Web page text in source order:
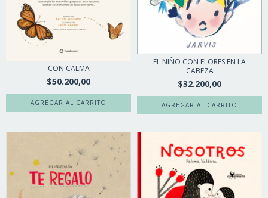
CON CALMA
$50.200,00
EL NIÑO CON FLORES EN LA
CABEZA
$32.200,00